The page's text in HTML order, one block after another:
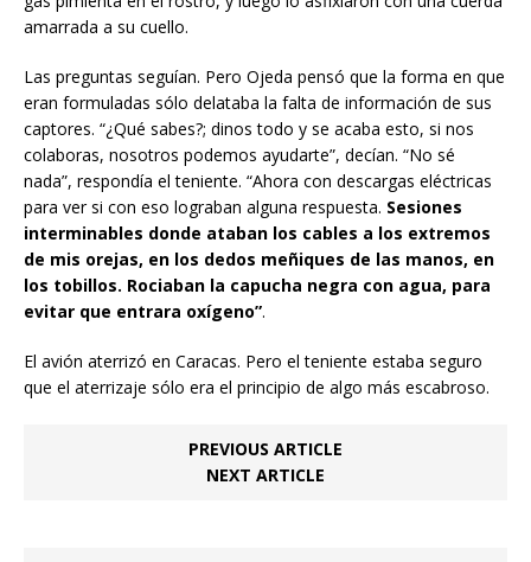
amarrada a su cuello.
Las preguntas seguían. Pero Ojeda pensó que la forma en que
eran formuladas sólo delataba la falta de información de sus
captores. “¿Qué sabes?; dinos todo y se acaba esto, si nos
colaboras, nosotros podemos ayudarte”, decían. “No sé
nada”, respondía el teniente. “Ahora con descargas eléctricas
para ver si con eso lograban alguna respuesta. Sesiones
interminables donde ataban los cables a los extremos
de mis orejas, en los dedos meñiques de las manos, en
los tobillos. Rociaban la capucha negra con agua, para
evitar que entrara oxígeno”.
El avión aterrizó en Caracas. Pero el teniente estaba seguro
que el aterrizaje sólo era el principio de algo más escabroso.
PREVIOUS ARTICLE
NEXT ARTICLE